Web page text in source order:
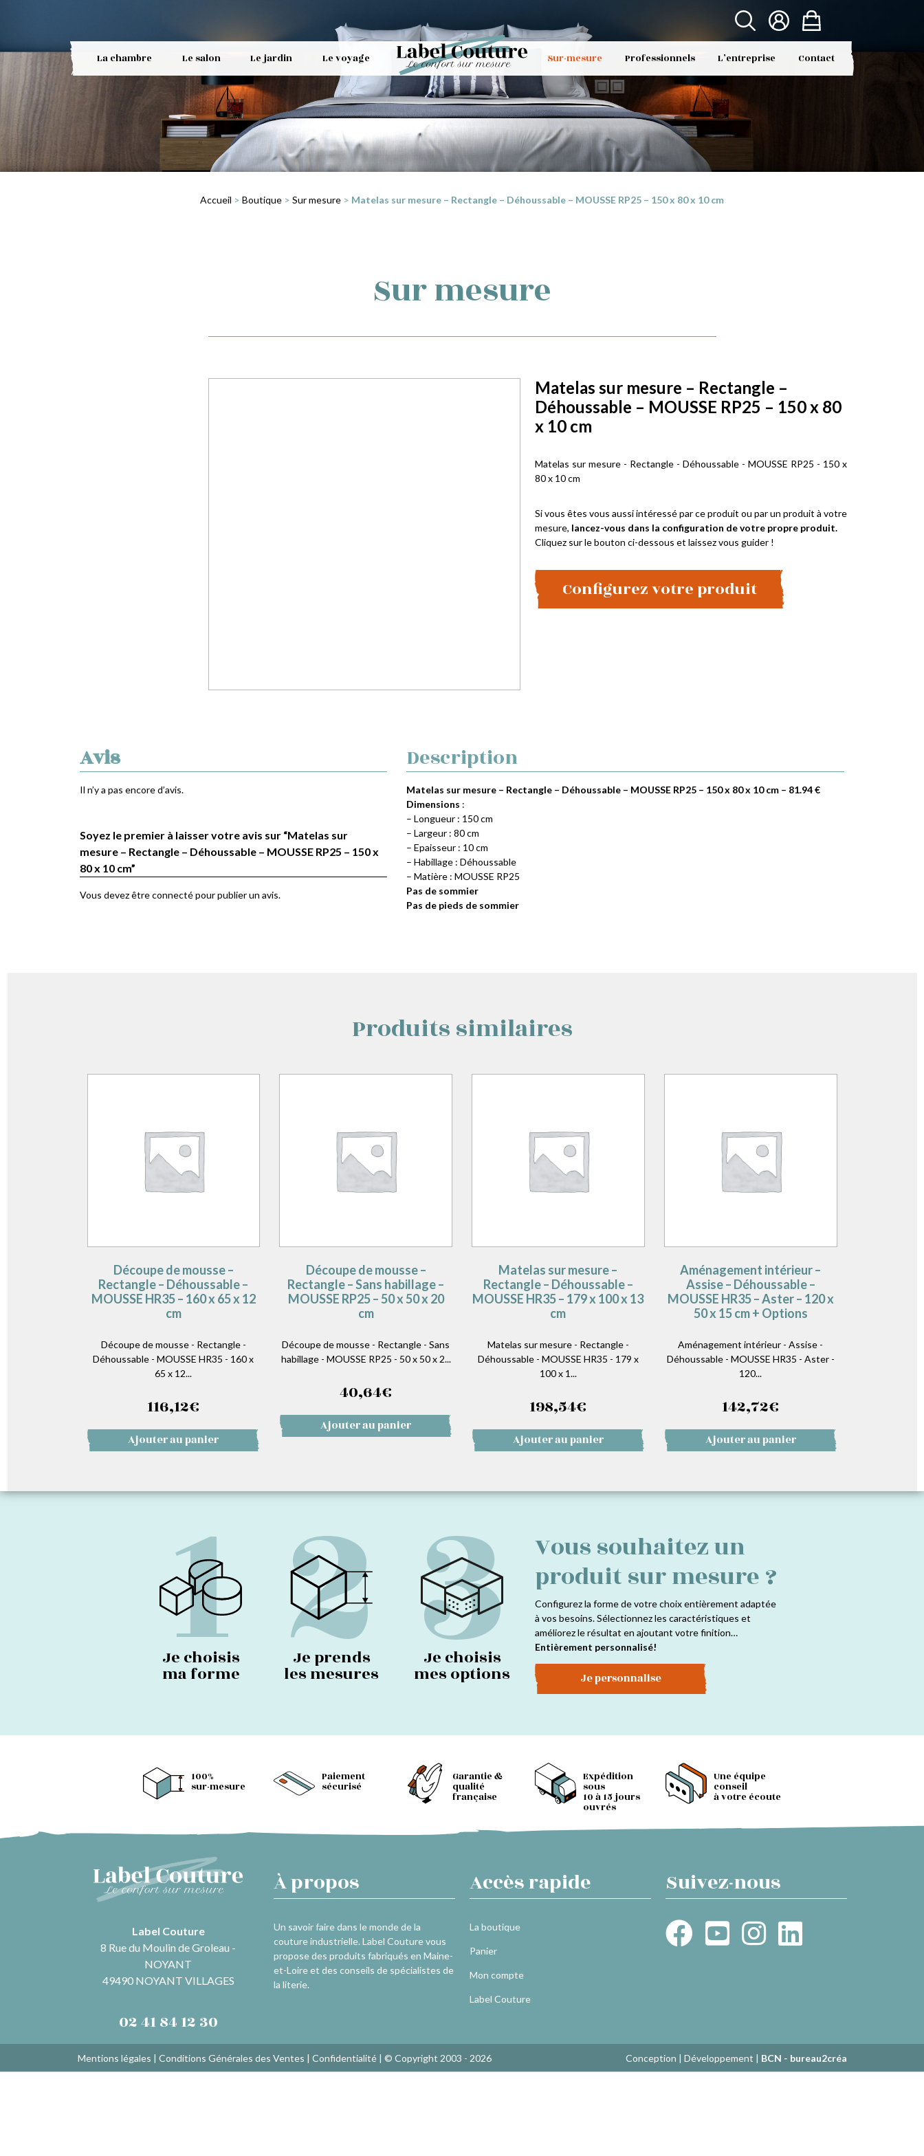
La chambre Le salon Le jardin Le voyage Sur-mesure Professionnels L’entreprise Contact
Accueil > Boutique > Sur mesure > Matelas sur mesure – Rectangle – Déhoussable – MOUSSE RP25 – 150 x 80 x 10 cm
Sur mesure
Matelas sur mesure – Rectangle –
Déhoussable – MOUSSE RP25 – 150 x 80
x 10 cm
Matelas sur mesure - Rectangle - Déhoussable - MOUSSE RP25 - 150 x
80 x 10 cm
Si vous êtes vous aussi intéressé par ce produit ou par un produit à votre
mesure, lancez-vous dans la configuration de votre propre produit.
Cliquez sur le bouton ci-dessous et laissez vous guider !
Configurez votre produit
Avis
Il n’y a pas encore d’avis.
Soyez le premier à laisser votre avis sur “Matelas sur
mesure – Rectangle – Déhoussable – MOUSSE RP25 – 150 x
80 x 10 cm”
Vous devez êtreconnectépour publier un avis.
Description
Matelas sur mesure – Rectangle – Déhoussable – MOUSSE RP25 – 150 x 80 x 10 cm – 81.94 €
Dimensions :
– Longueur : 150 cm
– Largeur : 80 cm
– Epaisseur : 10 cm
– Habillage : Déhoussable
– Matière : MOUSSE RP25
Pas de sommier
Pas de pieds de sommier
Produits similaires
Découpe de mousse –
Rectangle – Déhoussable –
MOUSSE HR35 – 160 x 65 x 12
cm
Découpe de mousse - Rectangle -
Déhoussable - MOUSSE HR35 - 160 x
65 x 12...
116,12€
Ajouter au panier
Découpe de mousse –
Rectangle – Sans habillage –
MOUSSE RP25 – 50 x 50 x 20
cm
Découpe de mousse - Rectangle - Sans
habillage - MOUSSE RP25 - 50 x 50 x 2...
40,64€
Ajouter au panier
Matelas sur mesure –
Rectangle – Déhoussable –
MOUSSE HR35 – 179 x 100 x 13
cm
Matelas sur mesure - Rectangle -
Déhoussable - MOUSSE HR35 - 179 x
100 x 1...
198,54€
Ajouter au panier
Aménagement intérieur –
Assise – Déhoussable –
MOUSSE HR35 – Aster – 120 x
50 x 15 cm + Options
Aménagement intérieur - Assise -
Déhoussable - MOUSSE HR35 - Aster -
120...
142,72€
Ajouter au panier
1
Je choisis
ma forme 2
Je prends
les mesures 3
Je choisis
mes options
Vous souhaitez un
produit sur mesure ?
Configurez la forme de votre choix entièrement adaptée
à vos besoins. Sélectionnez les caractéristiques et
améliorez le résultat en ajoutant votre finition…
Entièrement personnalisé!
Je personnalise
100%
sur-mesure
Paiement
sécurisé
Garantie &
qualité
française
Expédition
sous
10 à 15 jours
ouvrés
Une équipe
conseil
à votre écoute
Label Couture
8 Rue du Moulin de Groleau -
NOYANT
49490 NOYANT VILLAGES
02 41 84 12 30
À propos
Un savoir faire dans le monde de la
couture industrielle. Label Couture vous
propose des produits fabriqués en Maine-
et-Loire et des conseils de spécialistes de
la literie.
Accès rapide
La boutique
Panier
Mon compte
Label Couture
Suivez-nous
Mentions légales | Conditions Générales des Ventes | Confidentialité| © Copyright 2003 - 2026 Conception | Développement | BCN - bureau2créa